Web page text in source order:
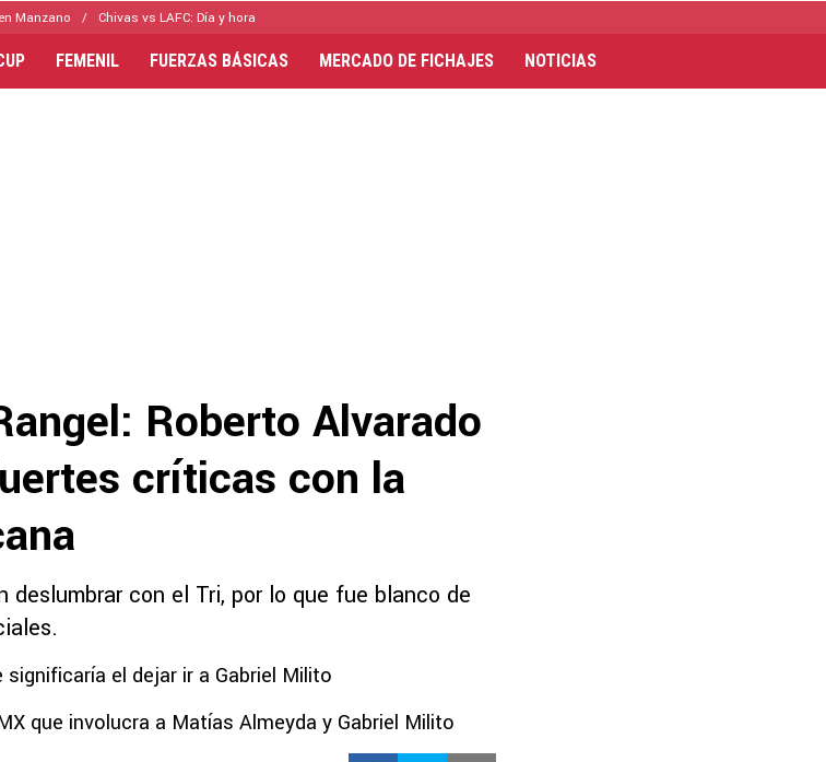
Manzano Chivas vs LAFC: Día y hora
FEMENIL FUERZAS BÁSICAS MERCADO DE FICHAJES NOTICIAS
Roberto Alvarado
críticas con la
deslumbrar con el Tri, por lo que fue blanco de
el dejar ir a Gabriel Milito
que involucra a Matías Almeyda y Gabriel Milito